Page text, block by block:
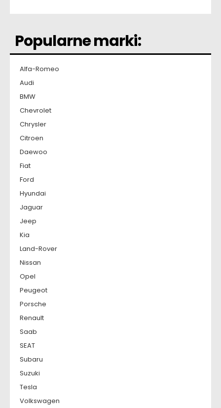
Popularne marki:
Alfa-Romeo
Audi
BMW
Chevrolet
Chrysler
Citroen
Daewoo
Fiat
Ford
Hyundai
Jaguar
Jeep
Kia
Land-Rover
Nissan
Opel
Peugeot
Porsche
Renault
Saab
SEAT
Subaru
Suzuki
Tesla
Volkswagen